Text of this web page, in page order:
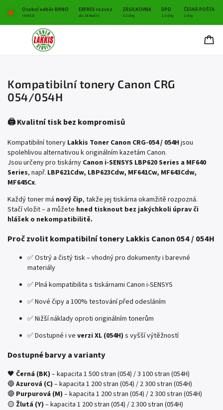
Osobní odběr BRNO EXPRES rozvoz ZÁSILKOVNA DPD ČESKÁ POŠTA
IHNED do 24 hodin 1-2 dny 1-2 dny 2 dny
Kompatibilní tonery Canon CRG
054/054H
🖨️ Kvalitní tisk bez kompromisů
Kompatibilní tonery Lakkis Toner Canon CRG-054 / 054H jsou
spolehlivou alternativou k originálním kazetám Canon.
Jsou určeny pro tiskárny Canon i-SENSYS LBP620 Series a MF640
Series, např. LBP621Cdw, LBP623Cdw, MF641Cw, MF643Cdw,
MF645Cx.
Každý toner má nový čip, takže jej tiskárna okamžitě rozpozná.
Stačí vložit – a můžete hned tisknout bez jakýchkoli úprav či
hlášek o nekompatibilitě.
Proč zvolit kompatibilní tonery Lakkis Canon 054 / 054H
✅ Ostrý a čistý tisk – vhodný pro dokumenty i barevné
materiály
✅ Plná kompatibilita s tiskárnami Canon i-SENSYS
✅ Nové čipy a 100% testování před odesláním
✅ Nižší náklady oproti originálním tonerům
✅ Dostupné i ve verzi XL (054H) s vyšší výtěžností
Dostupné barvy a varianty
🖤 Černá (BK) – kapacita 1 500 stran (054) /3 100 stran (054H)
🔵Azurová (C) – kapacita 1 200 stran (054) / 2 300 stran (054H)
🔴 Purpurová (M) – kapacita 1 200 stran (054) / 2 300 stran (054H)
🟡 Žlutá (Y) – kapacita 1 200 stran (054) / 2 300 stran (054H)